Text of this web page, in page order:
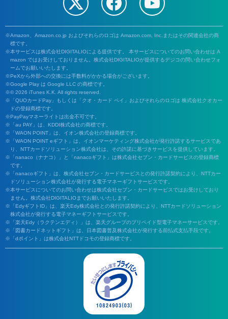
Amazon、Amazon.co.jp およびそれらのロゴは Amazon.com, Inc.またはその関連会社の商
標です。
本サービスは株式会社DIGITALIOによる提供です。 本サービスについてのお問い合わせは A
mazon ではお受けしておりません。株式会社DIGITALIOが提供するデジコの問い合わせフォ
ームでお願いいたします。
PeXから外部への交換には手数料がかかる場合がございます。
Google Play は Google LLC の商標です。
© 2026 iTunes K.K. All rights reserved.
「QUOカードPay」もしくは「クオ・カード ペイ」およびそれらのロゴは 株式会社クオカー
ドの登録商標です。
PayPayマネーライトは出金不可です。
「au PAY」は、KDDI株式会社の商標です。
「WAON POINT」は、イオン株式会社の登録商標です。
「WAON POINT eギフト」は、イオンマーケティング株式会社が発行許諾するサービスであ
り、NTTカードソリューション株式会社は、その許諾に基づきサービスを提供しています。
「nanaco（ナナコ）」と「nanacoギフト」は株式会社セブン・カードサービスの登録商標
です。
「nanacoギフト」は、株式会社セブン・カードサービスとの発行許諾契約により、NTTカー
ドソリューション株式会社が発行する電子マネーギフトサービスです。
本サービスについてのお問い合わせは株式会社セブン・カードサービスではお受けしており
ません。株式会社DIGITALIOまでお願いいたします。
「EdyギフトID」は、楽天Edy株式会社との発行許諾契約により、NTTカードソリューション
株式会社が発行する電子マネーギフトサービスです。
「楽天Edy（ラクテンエディ）」は、楽天グループのプリペイド型電子マネーサービスです。
「図書カードネットギフト」は、日本図書普及株式会社が発行する前払式支払手段です。
「dポイント」は株式会社NTTドコモの登録商標です。